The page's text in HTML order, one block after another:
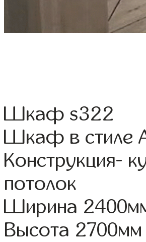
Шкаф s322
Шкаф в стиле
Конструкция-
потолок
Ширина
Высота 2700мм